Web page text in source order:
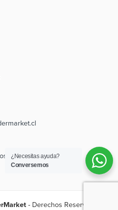
e inscripción de regalo
- Derechos Reservados
¿Necesitas ayuda?
Conversemos